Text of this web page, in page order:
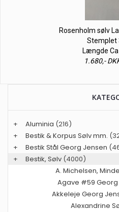
Rosenholm sølv
Stemplet
Længde
1.680,-
+ Aluminia (216)
+
Bestik & Korpus Sølv mm.
+
Bestik Stål Georg Jensen
+
Bestik, Sølv (4000)
A. Michelsen,
Agave #59 Georg
Akkeleje Georg
Alexandrine